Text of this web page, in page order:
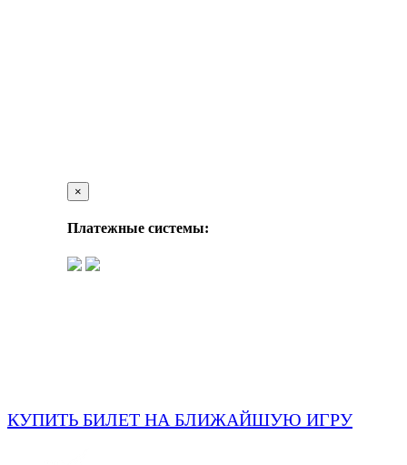
×
Платежные системы:
КУПИТЬ БИЛЕТ НА БЛИЖАЙШУЮ ИГРУ